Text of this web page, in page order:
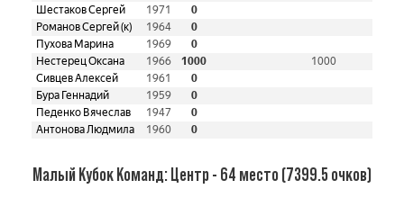
Шестаков Сергей
1971
0
Романов Сергей (к)
1964
0
Пухова Марина
1969
0
Нестерец Оксана
1966 1000
1000
Сивцев Алексей
1961
0
Бура Геннадий
1959
0
Педенко Вячеслав
1947
0
Антонова Людмила
1960 0
Малый Кубок Команд: Центр - 64 место (7399.5 очков)